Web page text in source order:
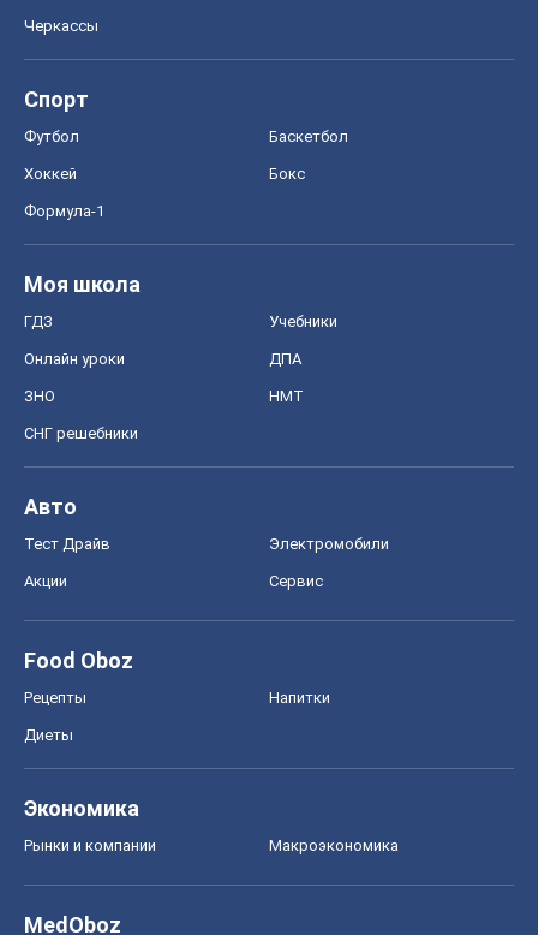
Черкассы
Спорт
Футбол Баскетбол
Хоккей Бокс
Формула-1
Моя школа
ГДЗ Учебники
Онлайн уроки ДПА
ЗНО НМТ
СНГ решебники
Авто
Тест Драйв Электромобили
Акции Сервис
Food Oboz
Рецепты Напитки
Диеты
Экономика
Рынки и компании Mакроэкономика
MedOboz